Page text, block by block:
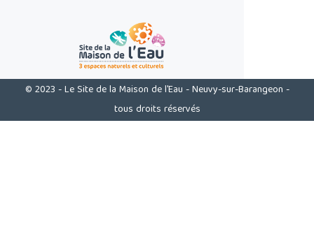
© 2023 - Le Site de la Maison de l'Eau - Neuvy-sur-Barangeon -
tous droits réservés